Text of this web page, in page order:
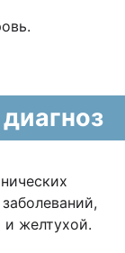
желтухой.